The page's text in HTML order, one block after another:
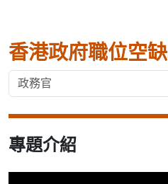
香港政府職位空缺
專題介紹